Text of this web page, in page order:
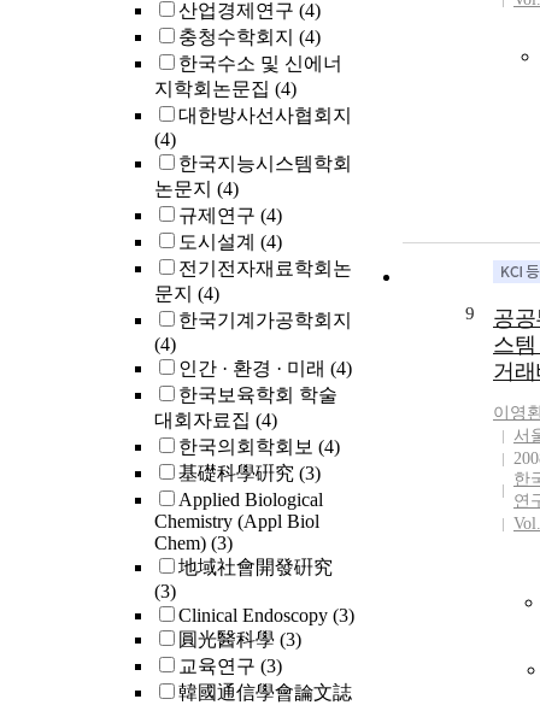
산업경제연구 (4)
충청수학회지 (4)
한국수소 및 신에너
지학회논문집 (4)
대한방사선사협회지
(4)
한국지능시스템학회
논문지 (4)
규제연구 (4)
도시설계 (4)
전기전자재료학회논
문지 (4)
한국기계가공학회지
(4)
인간 · 환경 · 미래 (4)
한국보육학회 학술
대회자료집 (4)
한국의회학회보 (4)
基礎科學硏究 (3)
Applied Biological
Chemistry (Appl Biol
Chem) (3)
地域社會開發硏究
(3)
Clinical Endoscopy (3)
圓光醫科學 (3)
교육연구 (3)
韓國通信學會論文誌
9
공
스
거
이영
서
한
연